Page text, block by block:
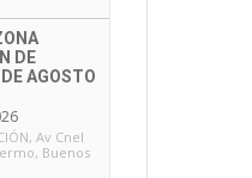
DE
AGOSTO
, Av Cnel
Buenos